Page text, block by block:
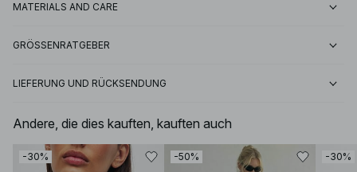
MATERIALS AND CARE
GRÖSSENRATGEBER
LIEFERUNG UND RÜCKSENDUNG
Andere, die dies kauften, kauften auch
-30% -50% -30%